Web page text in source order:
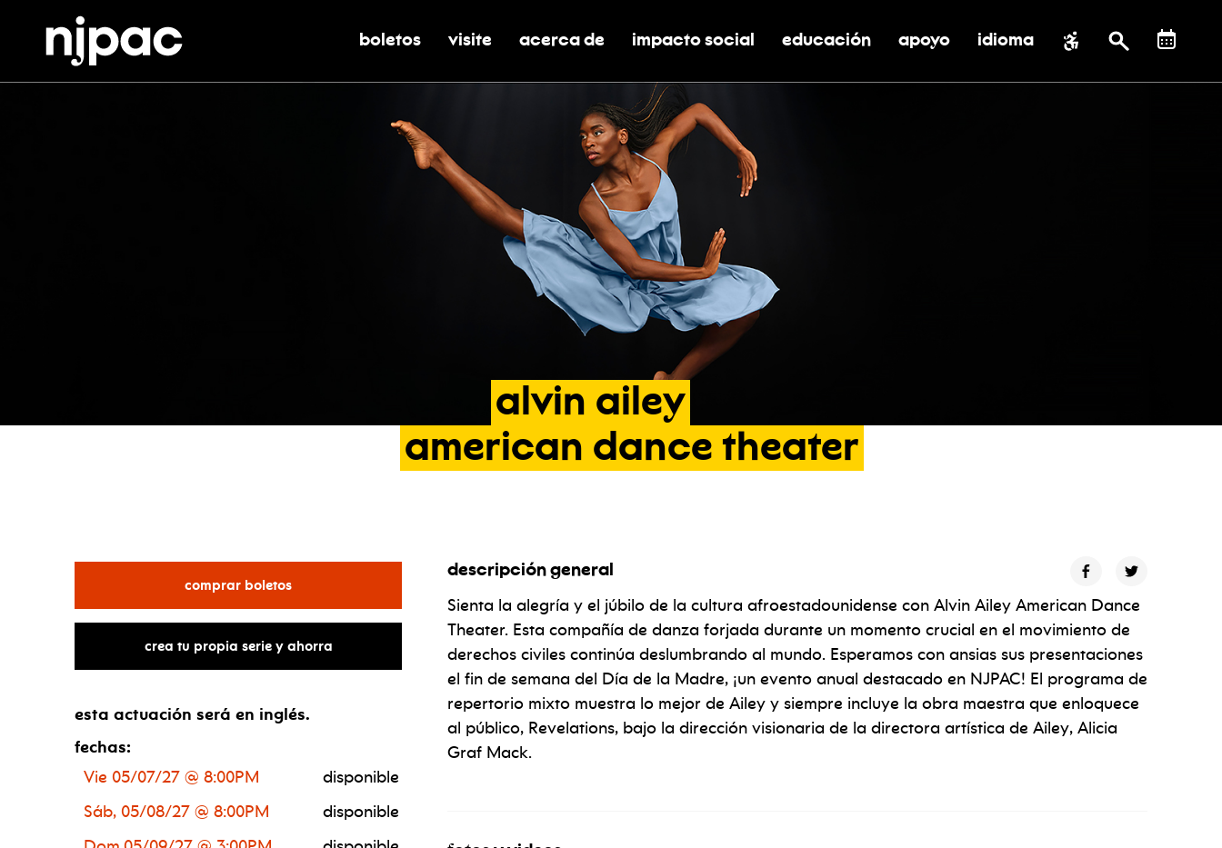
alternar submenú de boletos
boletos alternar submenú de visite
visite alternar submenú de acerca de
acerca de activar/desactivar el submenú de impacto social
impacto social alternar submenú de educación
educación alternar submenú de asistencia
apoyo idioma
alvin ailey
american dance theater
comprar boletospara alvin ailey american dance theater
crea tu propia serie y ahorra
esta actuación será en inglés.
fechas:
Vie 05/07/27 @ 8:00PM
disponible
Sáb, 05/08/27 @ 8:00PM
disponible
descripción general
Sienta la alegría y el júbilo de la cultura afroestadounidense con Alvin Ailey American Dance
Theater. Esta compañía de danza forjada durante un momento crucial en el movimiento de
derechos civiles continúa deslumbrando al mundo. Esperamos con ansias sus presentaciones
el fin de semana del Día de la Madre, ¡un evento anual destacado en NJPAC! El programa de
repertorio mixto muestra lo mejor de Ailey y siempre incluye la obra maestra que enloquece
al público, Revelations, bajo la dirección visionaria de la directora artística de Ailey, Alicia
Graf Mack.